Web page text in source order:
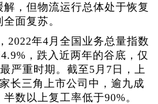
，但物流运行总体处于恢复
面复苏。
2022年4月全国业务总量指数
，跌入近两年的谷底，仅
严重时期。截至5月7日，上
长三角上市公司中，逾九成
数以上复工率低于90%。